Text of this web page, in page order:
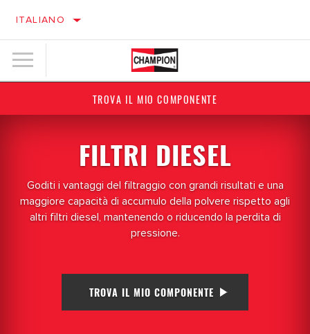
ITALIANO
TROVA IL MIO COMPONENTE
FILTRI DIESEL
Goditi i vantaggi del filtraggio con grandi risultati e una
maggiore capacità di accumulo della polvere rispetto agli
altri filtri diesel, mantenendo o riducendo la perdita di
pressione.
TROVA IL MIO COMPONENTE